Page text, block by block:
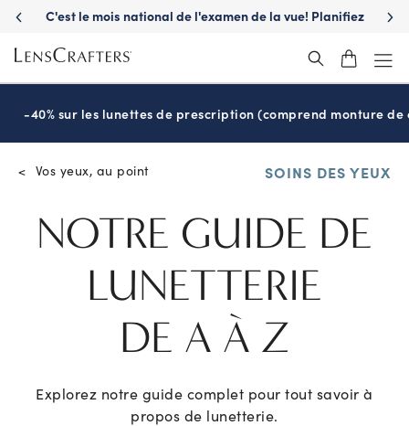
C'est le mois national de l'examen de la vue! Planifiez
-40% sur les lunettes de prescription (comprend monture de
< Vos yeux, au point SOINS DES YEUX
NOTRE GUIDE DE
LUNETTERIE
DE A À Z
Explorez notre guide complet pour tout savoir à
propos de lunetterie.